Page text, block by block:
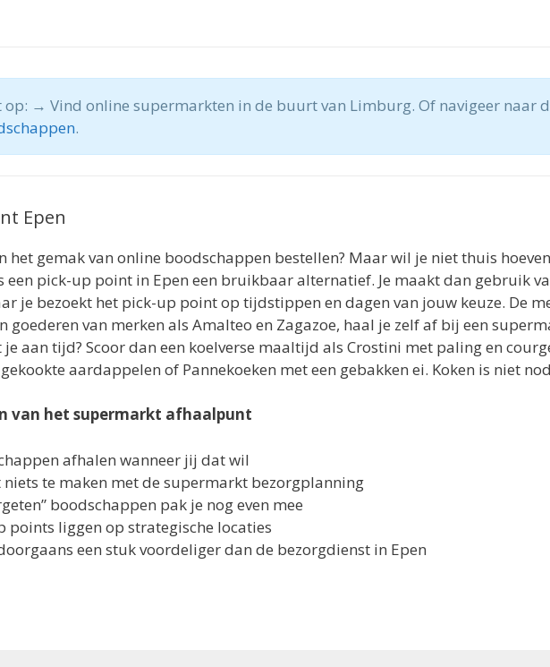
op: → Vind online supermarkten in de buurt van Limburg. Of navigeer naar
.
Epen
het gemak van online boodschappen bestellen? Maar wil je niet thuis
een pick-up point in Epen een bruikbaar alternatief. Je maakt dan gebruik
je bezoekt het pick-up point op tijdstippen en dagen van jouw keuze. De
goederen van merken als Amalteo en Zagazoe, haal je zelf af bij een
aan tijd? Scoor dan een koelverse maaltijd als Crostini met paling en
aardappelen of Pannekoeken met een gebakken ei. Koken is niet
van het supermarkt afhaalpunt
afhalen wanneer jij dat wil
niets te maken met de supermarkt bezorgplanning
boodschappen pak je nog even mee
points liggen op strategische locaties
een stuk voordeliger dan de bezorgdienst in Epen